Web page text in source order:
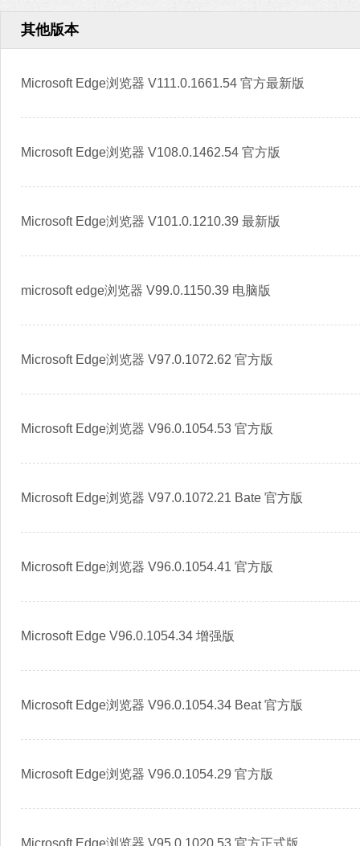
其他版本
Microsoft Edge浏览器 V111.0.1661.54 官方最新版
Microsoft Edge浏览器 V108.0.1462.54 官方版
Microsoft Edge浏览器 V101.0.1210.39 最新版
microsoft edge浏览器 V99.0.1150.39 电脑版
Microsoft Edge浏览器 V97.0.1072.62 官方版
Microsoft Edge浏览器 V96.0.1054.53 官方版
Microsoft Edge浏览器 V97.0.1072.21 Bate 官方版
Microsoft Edge浏览器 V96.0.1054.41 官方版
Microsoft Edge V96.0.1054.34 增强版
Microsoft Edge浏览器 V96.0.1054.34 Beat 官方版
Microsoft Edge浏览器 V96.0.1054.29 官方版
Microsoft Edge浏览器 V95.0.1020.53 官方正式版